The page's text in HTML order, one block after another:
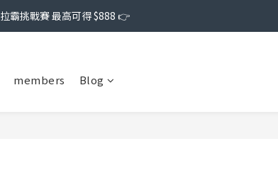
拉霸挑戰賽 最高可得 $888 👉
members Blog